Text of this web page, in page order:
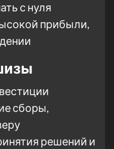
с нуля
прибыли,
сборы,
решений и